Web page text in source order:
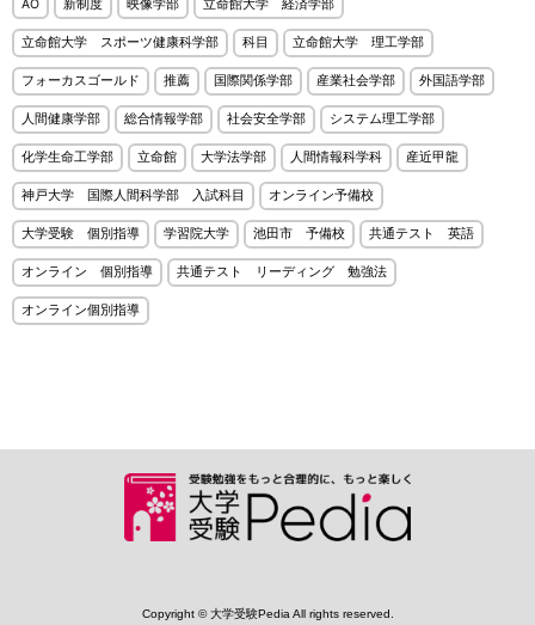
AO 新制度 映像学部 立命館大学 経済学部
立命館大学 スポーツ健康科学部 科目 立命館大学 理工学部
フォーカスゴールド 推薦 国際関係学部 産業社会学部 外国語学部
人間健康学部 総合情報学部 社会安全学部 システム理工学部
化学生命工学部 立命館 大学法学部 人間情報科学科 産近甲龍
神戸大学 国際人間科学部 入試科目 オンライン予備校
大学受験 個別指導 学習院大学 池田市 予備校 共通テスト 英語
オンライン 個別指導 共通テスト リーディング 勉強法
オンライン個別指導
Copyright © 大学受験Pedia All rights reserved.